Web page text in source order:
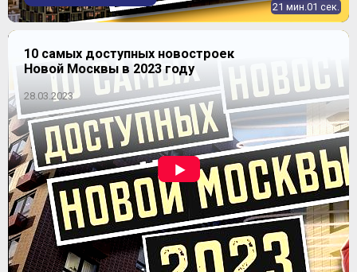
21 мин.01 сек.
10 самых доступных новостроек
Новой Москвы в 2023 году
28.03.2023